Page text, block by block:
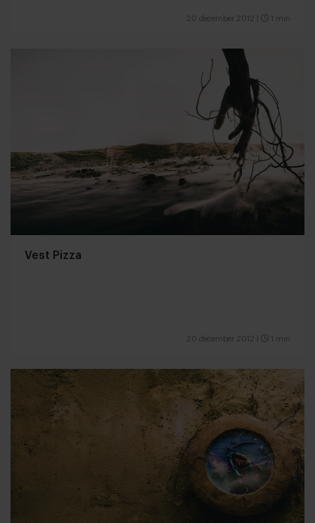
20 december 2012 1 min
Vest Pizza
20 december 2012 1 min